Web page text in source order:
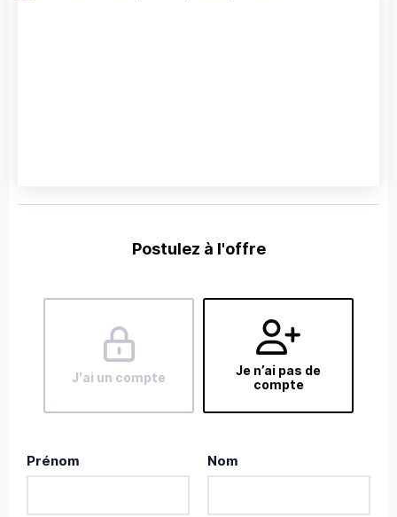
Postulez à l'offre
J'ai un compte
Je n’ai pas de
compte
Prénom Nom